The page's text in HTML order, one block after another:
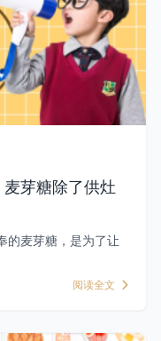
芽糖除了供灶
的麦芽糖，是为了让
阅读全文